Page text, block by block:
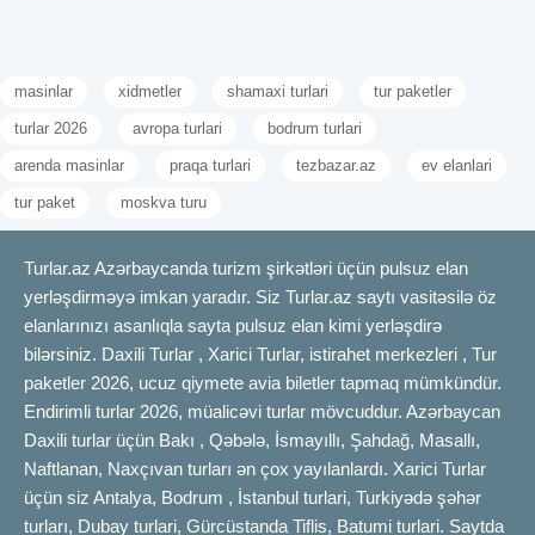
masinlar xidmetler shamaxi turlari tur paketler
turlar 2026 avropa turlari bodrum turlari
arenda masinlar praqa turlari tezbazar.az ev elanlari
tur paket moskva turu
Turlar.az Azərbaycanda turizm şirkətləri üçün pulsuz elan
yerləşdirməyə imkan yaradır. Siz Turlar.az saytı vasitəsilə öz
elanlarınızı asanlıqla sayta pulsuz elan kimi yerləşdirə
bilərsiniz. Daxili Turlar , Xarici Turlar, istirahet merkezleri , Tur
paketler 2026, ucuz qiymete avia biletler tapmaq mümkündür.
Endirimli turlar 2026, müalicəvi turlar mövcuddur. Azərbaycan
Daxili turlar üçün Bakı , Qəbələ, İsmayıllı, Şahdağ, Masallı,
Naftlanan, Naxçıvan turları ən çox yayılanlardı. Xarici Turlar
üçün siz Antalya, Bodrum , İstanbul turlari, Turkiyədə şəhər
turları, Dubay turlari, Gürcüstanda Tiflis, Batumi turlari. Saytda